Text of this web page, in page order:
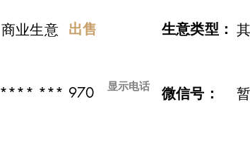
商业生意 出售 ​生意类型：
**** *** 970 显示电话 微信号：